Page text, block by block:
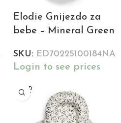
Elodie Gnijezdo za
bebe – Mineral Green
SKU: ED70225100184NA
Login to see prices
SOLD
OUT